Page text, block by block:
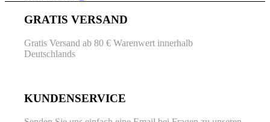
GRATIS VERSAND
Gratis Versand ab 80 € Warenwert innerhalb
Deutschlands
KUNDENSERVICE